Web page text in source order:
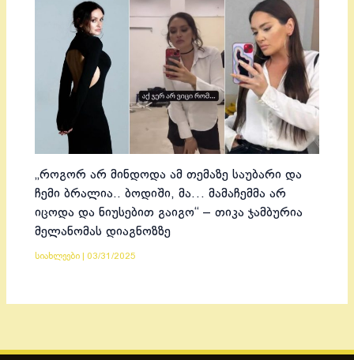
„როგორ არ მინდოდა ამ თემაზე საუბარი და
ჩემი ბრალია.. ბოდიში, მა… მამაჩემმა არ
იცოდა და ნიუსებით გაიგო“ – თიკა ჯამბურია
მელანომას დიაგნოზზე
სიახლეები 03/31/2025